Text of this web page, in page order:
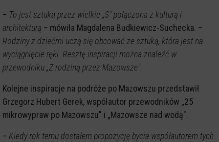
– To jest sztuka przez wielkie „S" połączona z kulturą i
architekturą – mówiła Magdalena Budkiewicz-Suchecka. –
Rodziny z dziećmi uczą się obcować ze sztuką, która jest na
wyciągnięcie ręki. Resztę inspiracji można znaleźć w
przewodniku „Z rodziną przez Mazowsze".
Kolejne inspiracje na podróże po Mazowszu przedstawił
Grzegorz Hubert Gerek, współautor przewodników „25
mikrowypraw po Mazowszu" i „Mazowsze nad wodą".
– Kiedy rok temu dostałem propozycję bycia współautorem tych